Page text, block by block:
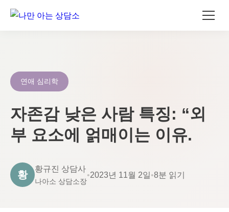
연애 심리학
자존감 낮은 사람 특징: “외
부 요소에 얽매이는 이유.
황
황규진 상담사
나아소 상담소장
•2023년 11월 2일•8분 읽기